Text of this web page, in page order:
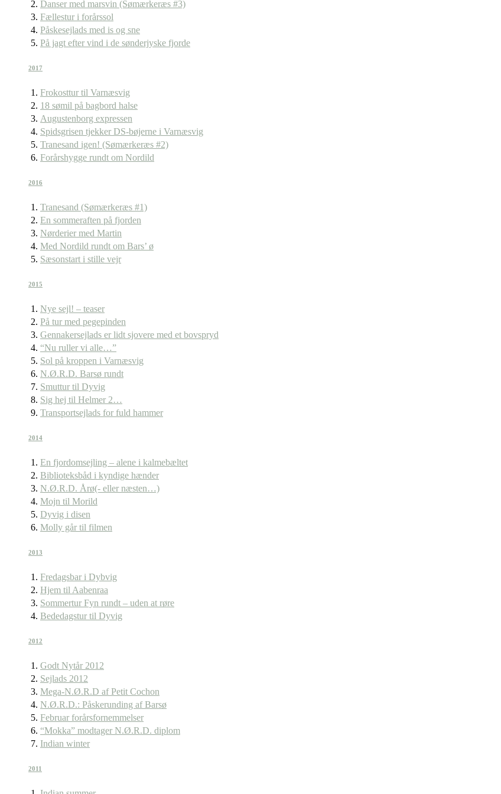
Danser med marsvin (Sømærkeræs #3)
Fællestur i forårssol
Påskesejlads med is og sne
På jagt efter vind i de sønderjyske fjorde
2017
Frokosttur til Varnæsvig
18 sømil på bagbord halse
Augustenborg expressen
Spidsgrisen tjekker DS-bøjerne i Varnæsvig
Tranesand igen! (Sømærkeræs #2)
Forårshygge rundt om Nordild
2016
Tranesand (Sømærkeræs #1)
En sommeraften på fjorden
Nørderier med Martin
Med Nordild rundt om Bars’ ø
Sæsonstart i stille vejr
2015
Nye sejl! – teaser
På tur med pegepinden
Gennakersejlads er lidt sjovere med et bovspryd
“Nu ruller vi alle…”
Sol på kroppen i Varnæsvig
N.Ø.R.D. Barsø rundt
Smuttur til Dyvig
Sig hej til Helmer 2…
Transportsejlads for fuld hammer
2014
En fjordomsejling – alene i kalmebæltet
Biblioteksbåd i kyndige hænder
N.Ø.R.D. Årø(- eller næsten…)
Mojn til Morild
Dyvig i disen
Molly går til filmen
2013
Fredagsbar i Dybvig
Hjem til Aabenraa
Sommertur Fyn rundt – uden at røre
Bededagstur til Dyvig
2012
Godt Nytår 2012
Sejlads 2012
Mega-N.Ø.R.D af Petit Cochon
N.Ø.R.D.: Påskerunding af Barsø
Februar forårsfornemmelser
“Mokka” modtager N.Ø.R.D. diplom
Indian winter
2011